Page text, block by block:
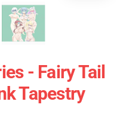
- Fairy Tail
Tapestry